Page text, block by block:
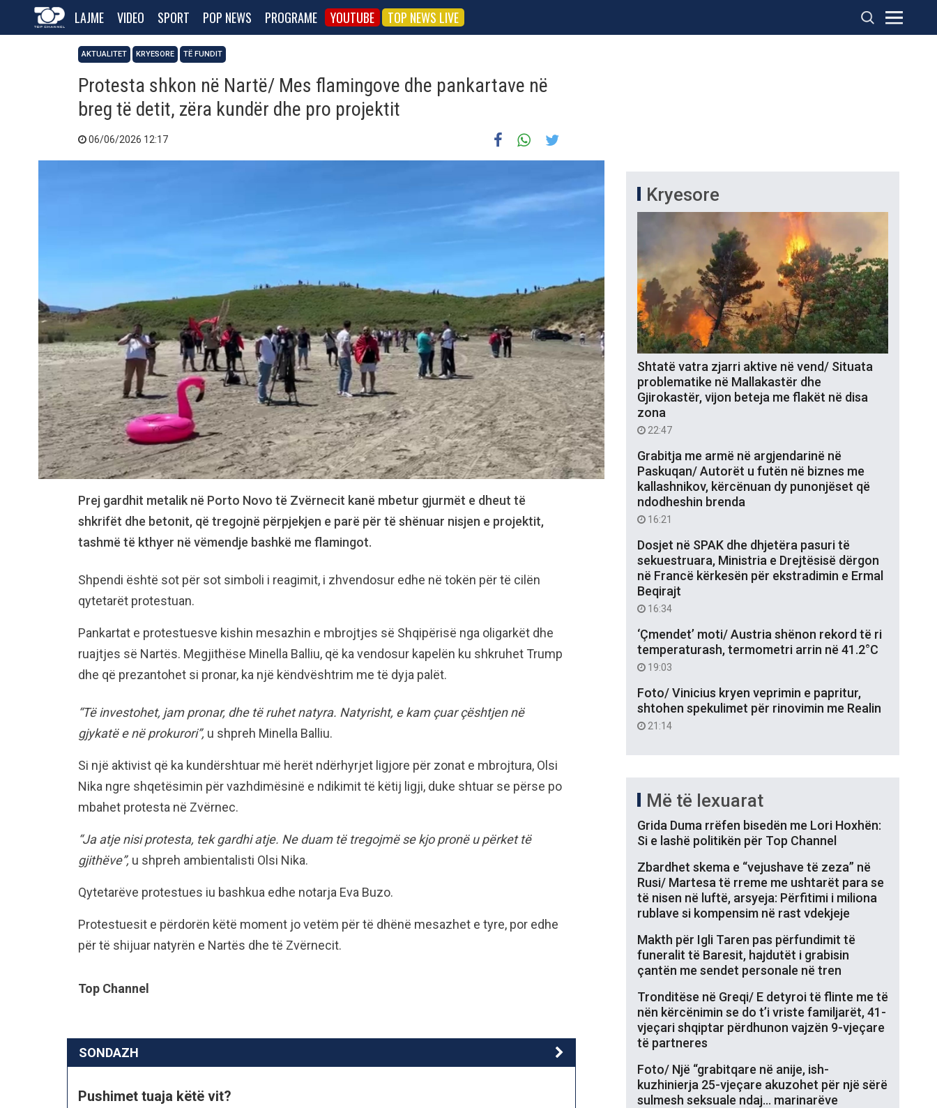
LAJME VIDEO SPORT POP NEWS PROGRAME YOUTUBE TOP NEWS LIVE
AKTUALITET KRYESORE TË FUNDIT
Protesta shkon në Nartë/ Mes flamingove dhe pankartave në
breg të detit, zëra kundër dhe pro projektit
06/06/2026 12:17
Prej gardhit metalik në Porto Novo të Zvërnecit kanë mbetur gjurmët e dheut të
shkrifët dhe betonit, që tregojnë përpjekjen e parë për të shënuar nisjen e projektit,
tashmë të kthyer në vëmendje bashkë me flamingot.
Shpendi është sot për sot simboli i reagimit, i zhvendosur edhe në tokën për të cilën
qytetarët protestuan.
Pankartat e protestuesve kishin mesazhin e mbrojtjes së Shqipërisë nga oligarkët dhe
ruajtjes së Nartës. Megjithëse Minella Balliu, që ka vendosur kapelën ku shkruhet Trump
dhe që prezantohet si pronar, ka një këndvështrim me të dyja palët.
“Të investohet, jam pronar, dhe të ruhet natyra. Natyrisht, e kam çuar çështjen në
gjykatë e në prokurori”, u shpreh Minella Balliu.
Si një aktivist që ka kundërshtuar më herët ndërhyrjet ligjore për zonat e mbrojtura, Olsi
Nika ngre shqetësimin për vazhdimësinë e ndikimit të këtij ligji, duke shtuar se përse po
mbahet protesta në Zvërnec.
“Ja atje nisi protesta, tek gardhi atje. Ne duam të tregojmë se kjo pronë u përket të
gjithëve”, u shpreh ambientalisti Olsi Nika.
Qytetarëve protestues iu bashkua edhe notarja Eva Buzo.
Protestuesit e përdorën këtë moment jo vetëm për të dhënë mesazhet e tyre, por edhe
për të shijuar natyrën e Nartës dhe të Zvërnecit.
Top Channel
SONDAZH
Pushimet tuaja këtë vit?
Kryesore
Shtatë vatra zjarri aktive në vend/ Situata
problematike në Mallakastër dhe
Gjirokastër, vijon beteja me flakët në disa
zona
22:47
Grabitja me armë në argjendarinë në
Paskuqan/ Autorët u futën në biznes me
kallashnikov, kërcënuan dy punonjëset që
ndodheshin brenda
16:21
Dosjet në SPAK dhe dhjetëra pasuri të
sekuestruara, Ministria e Drejtësisë dërgon
në Francë kërkesën për ekstradimin e Ermal
Beqirajt
16:34
‘Çmendet’ moti/ Austria shënon rekord të ri
temperaturash, termometri arrin në 41.2°C
19:03
Foto/ Vinicius kryen veprimin e papritur,
shtohen spekulimet për rinovimin me Realin
21:14
Më të lexuarat
Grida Duma rrëfen bisedën me Lori Hoxhën:
Si e lashë politikën për Top Channel
Zbardhet skema e “vejushave të zeza” në
Rusi/ Martesa të rreme me ushtarët para se
të nisen në luftë, arsyeja: Përfitimi i miliona
rublave si kompensim në rast vdekjeje
Makth për Igli Taren pas përfundimit të
funeralit të Baresit, hajdutët i grabisin
çantën me sendet personale në tren
Tronditëse në Greqi/ E detyroi të flinte me të
nën kërcënimin se do t’i vriste familjarët, 41-
vjeçari shqiptar përdhunon vajzën 9-vjeçare
të partneres
Foto/ Një “grabitqare në anije, ish-
kuzhinierja 25-vjeçare akuzohet për një sërë
sulmesh seksuale ndaj… marinarëve